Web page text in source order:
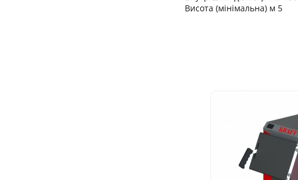
Висота (мінімальна) м 5